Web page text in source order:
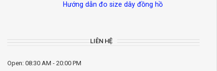
Hướng dẫn đo size dây đồng hồ
LIÊN HỆ
Open: 08:30 AM - 20:00 PM